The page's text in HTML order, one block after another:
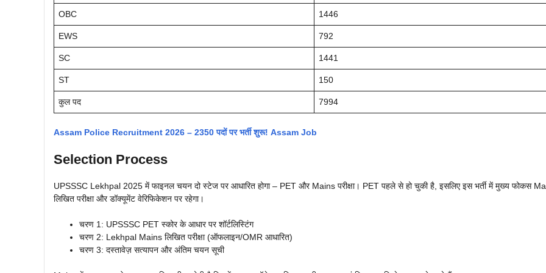
OBC 1446
EWS 792
SC 1441
ST 150
कुल पद 7994
Assam Police Recruitment 2026 – 2350 पदों पर भर्ती शुरू! Assam Job
Selection Process
UPSSSC Lekhpal 2025 में फाइनल चयन दो स्टेज पर आधारित होगा – PET और Mains परीक्षा। PET पहले से हो चुकी है, इसलिए इस भर्ती में मुख्य फोकस
लिखित परीक्षा और डॉक्यूमेंट वेरिफिकेशन पर रहेगा।
चरण 1: UPSSSC PET स्कोर के आधार पर शॉर्टलिस्टिंग
चरण 2: Lekhpal Mains लिखित परीक्षा (ऑफलाइन/OMR आधारित)
चरण 3: दस्तावेज़ सत्यापन और अंतिम चयन सूची